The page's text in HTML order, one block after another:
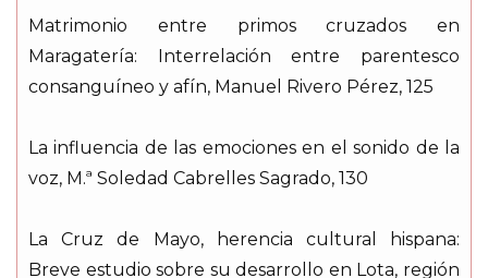
Matrimonio entre primos cruzados en
Maragatería: Interrelación entre parentesco
consanguíneo y afín, Manuel Rivero Pérez, 125
La influencia de las emociones en el sonido de la
voz, M.ª Soledad Cabrelles Sagrado, 130
La Cruz de Mayo, herencia cultural hispana:
Breve estudio sobre su desarrollo en Lota, región